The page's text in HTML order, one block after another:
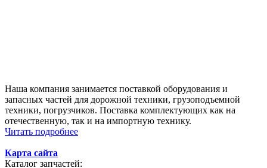
Наша компания занимается поставкой оборудования и
запасных частей для дорожной техники, грузоподъемной
техники, погрузчиков. Поставка комплектующих как на
отечественную, так и на импортную технику.
Читать подробнее
Карта сайта
Каталог запчастей: